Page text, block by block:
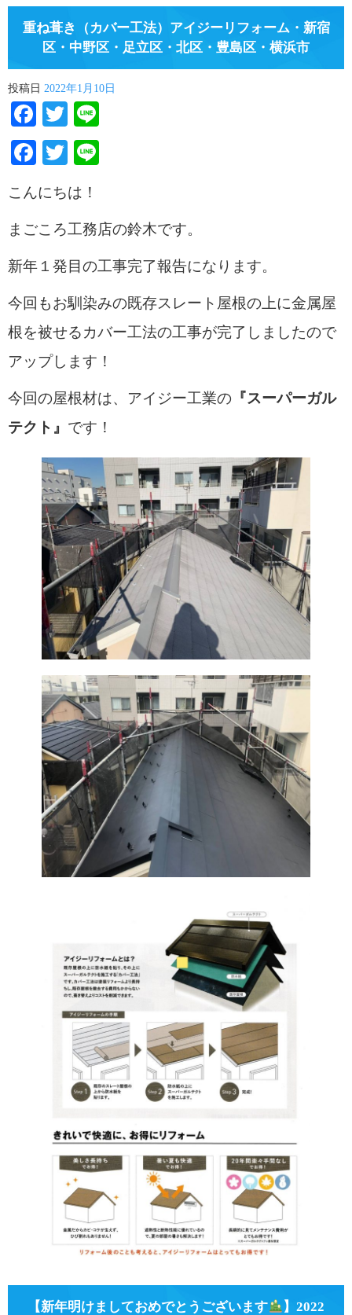
重ね葺き（カバー工法）アイジーリフォーム・新宿
区・中野区・足立区・北区・豊島区・横浜市
投稿日 2022年1月10日
Facebook
Twitter
Facebook
Twitter
こんにちは！
まごころ工務店の鈴木です。
新年１発目の工事完了報告になります。
今回もお馴染みの既存スレート屋根の上に金属屋
根を被せるカバー工法の工事が完了しましたので
アップします！
今回の屋根材は、アイジー工業の 『スーパーガル
テクト 』 です！
【新年明けましておめでとうございます 】2022